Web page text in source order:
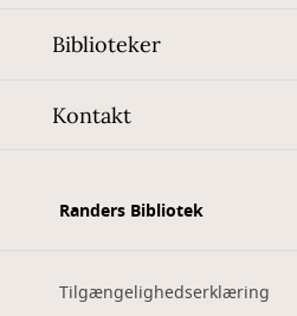
Biblioteker
Kontakt
Randers Bibliotek
Tilgængelighedserklæring